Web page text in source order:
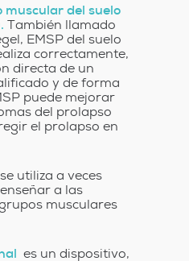
del suelo
También llamado
EMSP del suelo
correctamente,
directa de un
y de forma
puede mejorar
del prolapso
el prolapso en
se utiliza a veces
a las
musculares
es un dispositivo,